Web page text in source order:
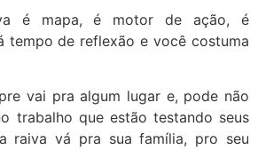
é mapa, é motor de ação, é
tempo de reflexão e você costuma
vai pra algum lugar e, pode não
trabalho que estão testando seus
raiva vá pra sua família, pro seu